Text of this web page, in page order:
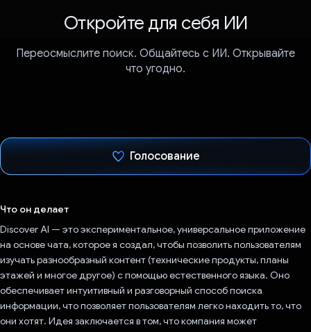
Откройте для себя ИИ
Переосмыслите поиск. Общайтесь с ИИ. Открывайте
что угодно.
Голосование
Что он делает
Discover AI — это экспериментальное, универсальное приложение
на основе чата, которое я создал, чтобы позволить пользователям
изучать разнообразный контент (технические продукты, планы
этажей и многое другое) с помощью естественного языка. Оно
обеспечивает интуитивный и разговорный способ поиска
информации, что позволяет пользователям легко находить то, что
они хотят. Идея заключается в том, что компания может